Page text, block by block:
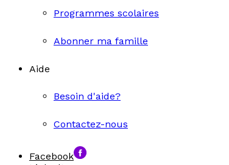
Programmes scolaires
Abonner ma famille
Aide
Besoin d'aide?
Contactez-nous
Facebook